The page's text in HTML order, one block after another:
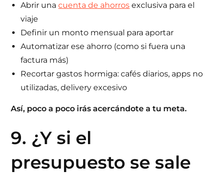
Abrir unacuenta de ahorros exclusiva para el
viaje
Definir un monto mensual para aportar
Automatizar ese ahorro (como si fuera una
factura más)
Recortar gastos hormiga: cafés diarios, apps no
utilizadas, delivery excesivo
Así, poco a poco irás acercándote a tu meta.
9. ¿Y si el
presupuesto se sale